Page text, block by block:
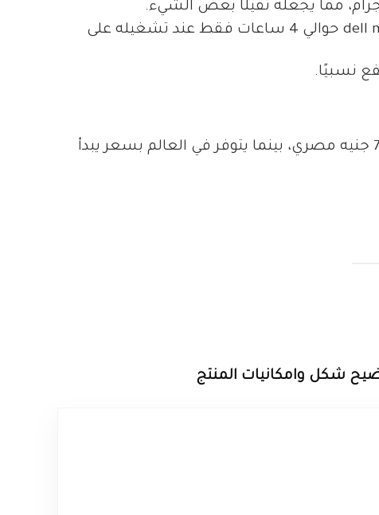
يبلغ عمر بطارية لابتوب dell m6700 حوالي 4 ساعات فقط عند تشغيله على
يتوفر لابتوب dell m6700 في مصر بسعر يبدأ من 7,000 جنيه مصري، بينما يتوفر في العالم بسعر يبدأ
شكل وامكانيات المنتج